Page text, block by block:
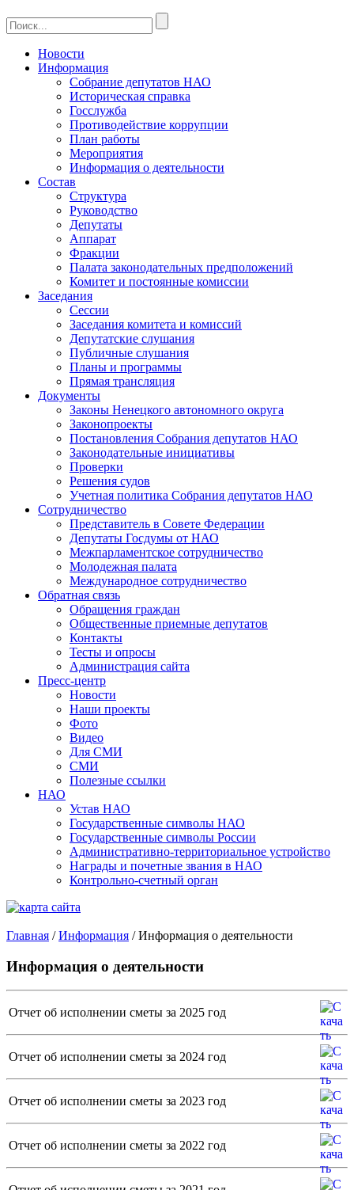
Новости
Информация
Собрание депутатов НАО
Историческая справка
Госслужба
Противодействие коррупции
План работы
Мероприятия
Информация о деятельности
Состав
Структура
Руководство
Депутаты
Аппарат
Фракции
Палата законодательных предположений
Комитет и постоянные комиссии
Заседания
Сессии
Заседания комитета и комиссий
Депутатские слушания
Публичные слушания
Планы и программы
Прямая трансляция
Документы
Законы Ненецкого автономного округа
Законопроекты
Постановления Собрания депутатов НАО
Законодательные инициативы
Проверки
Решения судов
Учетная политика Собрания депутатов НАО
Сотрудничество
Представитель в Совете Федерации
Депутаты Госдумы от НАО
Межпарламентское сотрудничество
Молодежная палата
Международное сотрудничество
Обратная cвязь
Обращения граждан
Общественные приемные депутатов
Контакты
Тесты и опросы
Администрация сайта
Пресс-центр
Новости
Наши проекты
Фото
Видео
Для СМИ
СМИ
Полезные ссылки
НАО
Устав НАО
Государственные символы НАО
Государственные символы России
Административно-территориальное устройство
Награды и почетные звания в НАО
Контрольно-счетный орган
Главная /Информация /Информация о деятельности
Информация о деятельности
Отчет об исполнении сметы за 2025 год
Отчет об исполнении сметы за 2024 год
Отчет об исполнении сметы за 2023 год
Отчет об исполнении сметы за 2022 год